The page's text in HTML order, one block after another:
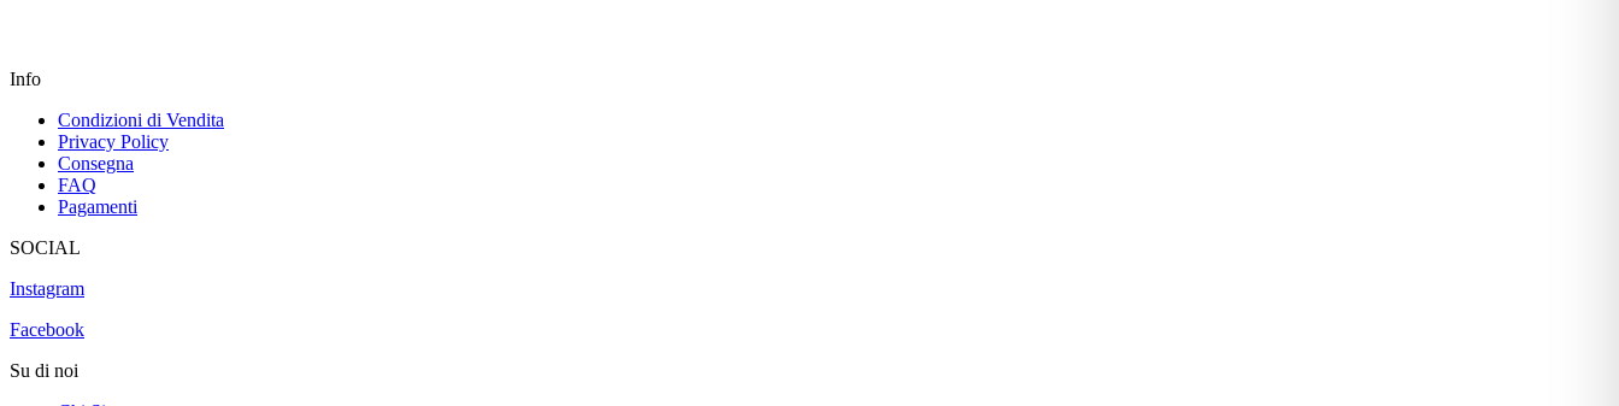
Info
Condizioni di Vendita
Privacy Policy
Consegna
FAQ
Pagamenti
SOCIAL
Instagram
Facebook
Su di noi